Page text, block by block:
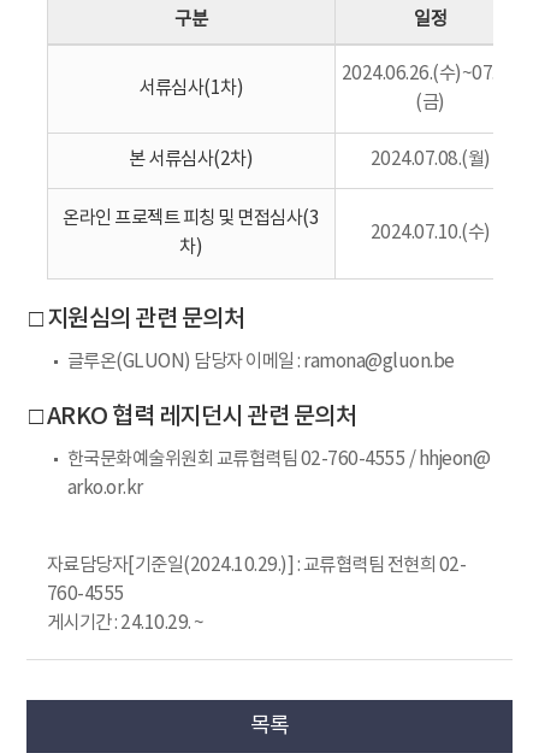
구분
일정
서류심사(1차)
2024.06.26.(수)~07.05.
(금)
본 서류심사(2차) 2024.07.08.(월)
온라인 프로젝트 피칭 및 면접심사(3
차)
2024.07.10.(수)
□ 지원심의 관련 문의처
글루온(GLUON) 담당자 이메일 : ramona@gluon.be
□ ARKO 협력 레지던시 관련 문의처
한국문화예술위원회 교류협력팀 02-760-4555 / hhjeon@
arko.or.kr
자료담당자[기준일(2024.10.29.)] : 교류협력팀 전현희 02-
760-4555
게시기간 : 24.10.29. ~
목록